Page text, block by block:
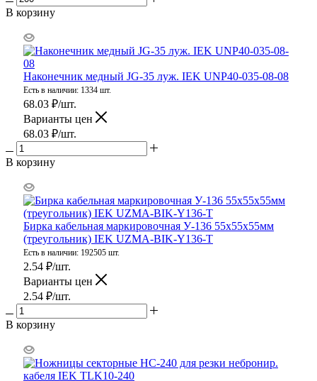
В корзину
Наконечник медный JG-35 луж. IEK UNP40-035-08-08
Есть в наличии: 1334 шт.
68.03 ₽/шт.
Варианты цен
68.03 ₽/шт.
В корзину
Бирка кабельная маркировочная У-136 55х55х55мм
(треугольник) IEK UZMA-BIK-Y136-T
Есть в наличии: 192505 шт.
2.54 ₽/шт.
Варианты цен
2.54 ₽/шт.
В корзину